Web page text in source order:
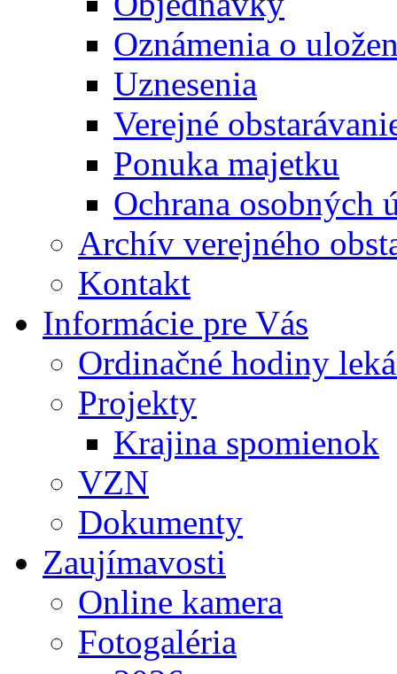
Oznámenia o
Uznesenia
Verejné
Ponuka majetku
Ochrana osobných
Archív verejného
Kontakt
Informácie pre Vás
Ordinačné hodiny
Projekty
Krajina spomienok
VZN
Dokumenty
Zaujímavosti
Online kamera
Fotogaléria